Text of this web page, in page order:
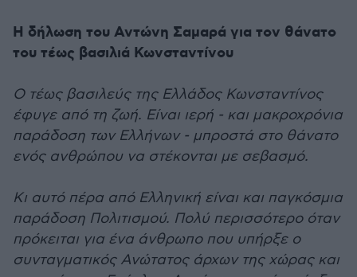
Η δήλωση του Αντώνη Σαμαρά για τον θάνατο
του τέως βασιλιά Κωνσταντίνου
Ο τέως βασιλεύς της Ελλάδος Κωνσταντίνος
έφυγε από τη ζωή. Είναι ιερή - και μακροχρόνια
παράδοση των Ελλήνων - μπροστά στο θάνατο
ενός ανθρώπου να στέκονται με σεβασμό.
Κι αυτό πέρα από Ελληνική είναι και παγκόσμια
παράδοση Πολιτισμού. Πολύ περισσότερο όταν
πρόκειται για ένα άνθρωπο που υπήρξε ο
συνταγματικός Ανώτατος άρχων της χώρας και